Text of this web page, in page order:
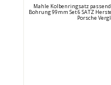
Mahle Kolbenringsatz
Bohrung 99mm Set 6 SATZ
Porsche